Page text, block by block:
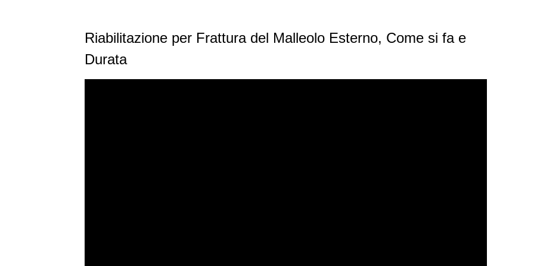
Riabilitazione per Frattura del Malleolo Esterno, Come si fa e
Durata